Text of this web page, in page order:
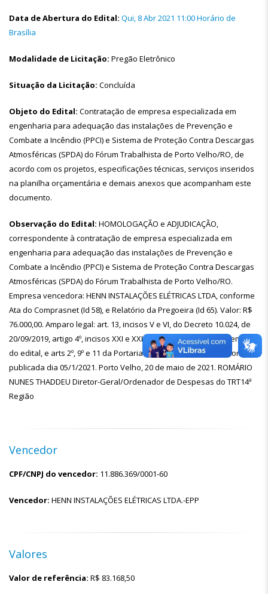
Data de Abertura do Edital: Qui, 8 Abr 2021 11:00 Horário de
Brasília
Modalidade de Licitação: Pregão Eletrônico
Situação da Licitação: Concluída
Objeto do Edital: Contratação de empresa especializada em
engenharia para adequação das instalações de Prevenção e
Combate a Incêndio (PPCI) e Sistema de Proteção Contra Descargas
Atmosféricas (SPDA) do Fórum Trabalhista de Porto Velho/RO, de
acordo com os projetos, especificações técnicas, serviços inseridos
na planilha orçamentária e demais anexos que acompanham este
documento.
Observação do Edital: HOMOLOGAÇÃO e ADJUDICAÇÃO,
correspondente à contratação de empresa especializada em
engenharia para adequação das instalações de Prevenção e
Combate a Incêndio (PPCI) e Sistema de Proteção Contra Descargas
Atmosféricas (SPDA) do Fórum Trabalhista de Porto Velho/RO.
Empresa vencedora: HENN INSTALAÇÕES ELÉTRICAS LTDA, conforme
Ata do Comprasnet (Id 58), e Relatório da Pregoeira (Id 65). Valor: R$
76.000,00. Amparo legal: art. 13, incisos V e VI, do Decreto 10.024, de
20/09/2019, artigo 4º, incisos XXI e XXII da Le 10.520/2002, c/c item 13
do edital, e arts 2º, 9º e 11 da Portaria n. 0001, de 05/01/2021, com
publicada dia 05/1/2021. Porto Velho, 20 de maio de 2021. ROMÁRIO
NUNES THADDEU Diretor-Geral/Ordenador de Despesas do TRT14ª
Região
Vencedor
CPF/CNPJ do vencedor: 11.886.369/0001-60
Vencedor: HENN INSTALAÇÕES ELÉTRICAS LTDA.-EPP
Valores
Valor de referência: R$ 83.168,50